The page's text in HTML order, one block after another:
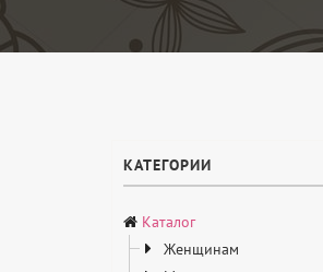
КАТЕГОРИИ
Каталог
Женщинам